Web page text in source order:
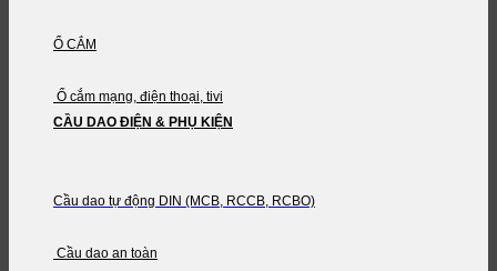
Ổ CẮM
Ổ cắm mạng, điện thoại, tivi
CẦU DAO ĐIỆN & PHỤ KIỆN
Cầu dao tự động DIN (MCB, RCCB, RCBO)
Cầu dao an toàn